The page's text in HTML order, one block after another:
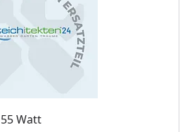
Watt